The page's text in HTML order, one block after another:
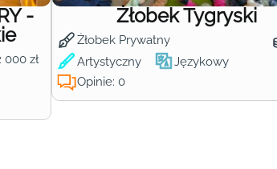
-
000 zł
Żłobek Tygryski
Żłobek Prywatny
Artystyczny Językowy
Opinie: 0